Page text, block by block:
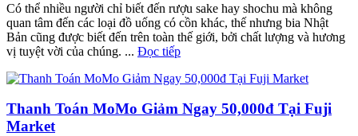
Có thể nhiều người chỉ biết đến rượu sake hay shochu mà không
quan tâm đến các loại đồ uống có cồn khác, thế nhưng bia Nhật
Bản cũng được biết đến trên toàn thế giới, bởi chất lượng và hương
vị tuyệt vời của chúng. ... Đọc tiếp
Thanh Toán MoMo Giảm Ngay 50,000đ Tại Fuji
Market